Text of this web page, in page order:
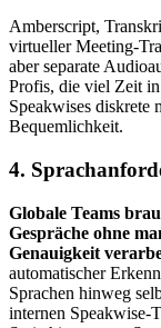
Amberscript,
virtueller Meeting-
aber separate
Profis, die viel Zeit
Speakwises diskrete
Bequemlichkeit.
4.
Globale Teams
Gespräche ohne
Genauigkeit
automatischer
Sprachen hinweg
internen Speakwise-